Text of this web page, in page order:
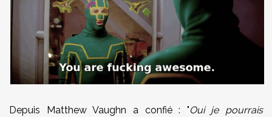
Depuis Matthew Vaughn a confié : "Oui je pourrais